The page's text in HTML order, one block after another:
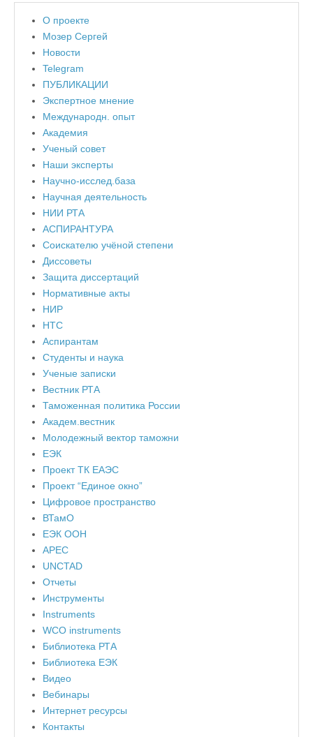
О проекте
Мозер Сергей
Новости
Telegram
ПУБЛИКАЦИИ
Экспертное мнение
Международн. опыт
Академия
Ученый совет
Наши эксперты
Научно-исслед.база
Научная деятельность
НИИ РТА
АСПИРАНТУРА
Соискателю учёной степени
Диссоветы
Защита диссертаций
Нормативные акты
НИР
НТС
Аспирантам
Студенты и наука
Ученые записки
Вестник РТА
Таможенная политика России
Академ.вестник
Молодежный вектор таможни
ЕЭК
Проект ТК ЕАЭС
Проект “Единое окно”
Цифровое пространство
ВТамО
ЕЭК ООН
APEC
UNCTAD
Отчеты
Инструменты
Instruments
WCO instruments
Библиотека РТА
Библиотека ЕЭК
Видео
Вебинары
Интернет ресурсы
Контакты